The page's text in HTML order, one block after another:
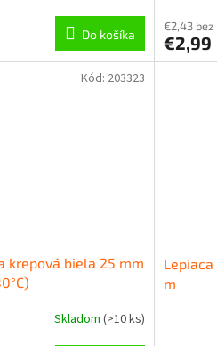
Do košíka
€2,43 bez
€2,99
krepová biela 25 mm
Skladom (>10 ks)
Kód: 203323
m